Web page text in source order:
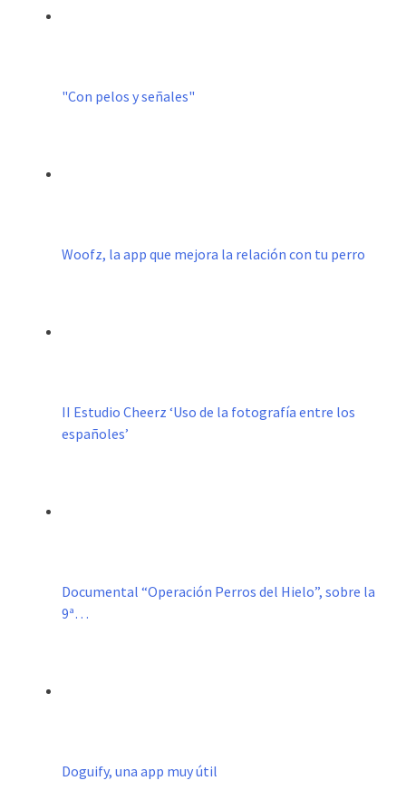
"Con pelos y señales"
Woofz, la app que mejora la relación con tu perro
II Estudio Cheerz ‘Uso de la fotografía entre los
españoles’
Documental “Operación Perros del Hielo”, sobre la
9ª…
Doguify, una app muy útil